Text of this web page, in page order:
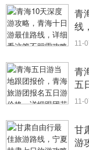
青
线
11-
青
五
11-
甘
游